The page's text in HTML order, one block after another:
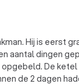
dan netjes en
Top
in de nabije
Valentin!
Hij is eerst
aantal dingen
De
de 2 dagen